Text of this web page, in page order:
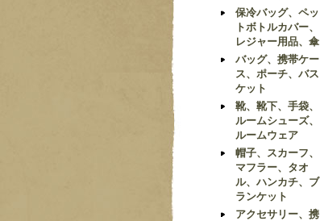
保冷バッグ、ペッ
トボトルカバー、
レジャー用品、傘
バッグ、携帯ケー
ス、ポーチ、バス
ケット
靴、靴下、手袋、
ルームシューズ、
ルームウェア
帽子、スカーフ、
マフラー、タオ
ル、ハンカチ、ブ
ランケット
アクセサリー、携